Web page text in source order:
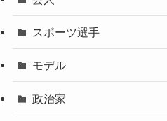
スポーツ選手
モデル
政治家